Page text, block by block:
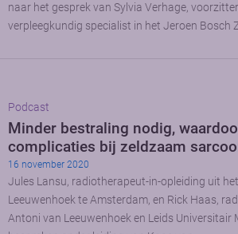
naar het gesprek van Sylvia Verhage,
verpleegkundig specialist in het Jeroen Bosch
Podcast
Minder bestraling nodig,
complicaties bij zeldzaam
16 november 2020
Jules Lansu, radiotherapeut-in-opleiding uit
Leeuwenhoek te Amsterdam, en Rick Haas,
Antoni van Leeuwenhoek en Leids Universitair